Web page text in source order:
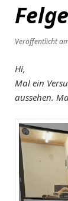
Veröffentlicht
Hi,
Mal ein
aussehen.